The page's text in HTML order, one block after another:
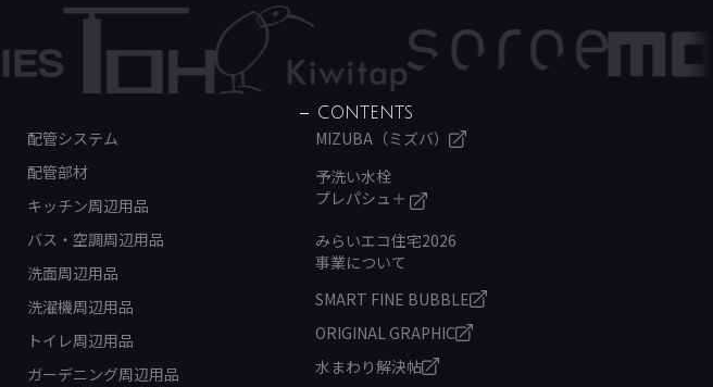
配管システム
配管部材
キッチン周辺用品
バス・空調周辺用品
洗面周辺用品
洗濯機周辺用品
トイレ周辺用品
ガーデニング周辺用品
CONTENTS
MIZUBA（ミズバ）
予洗い水栓
プレパシュ＋
みらいエコ住宅2026
事業について
SMART FINE BUBBLE
ORIGINAL GRAPHIC
水まわり解決帖